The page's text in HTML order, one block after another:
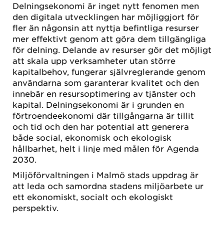
Delningsekonomi är inget nytt fenomen men
den digitala utvecklingen har möjliggjort för
fler än någonsin att nyttja befintliga resurser
mer effektivt genom att göra dem tillgängliga
för delning. Delande av resurser gör det möjligt
att skala upp verksamheter utan större
kapitalbehov, fungerar självreglerande genom
användarna som garanterar kvalitet och den
innebär en resursoptimering av tjänster och
kapital. Delningsekonomi är i grunden en
förtroendeekonomi där tillgångarna är tillit
och tid och den har potential att generera
både social, ekonomisk och ekologisk
hållbarhet, helt i linje med målen för Agenda
2030.
Miljöförvaltningen i Malmö stads uppdrag är
att leda och samordna stadens miljöarbete ur
ett ekonomiskt, socialt och ekologiskt
perspektiv.